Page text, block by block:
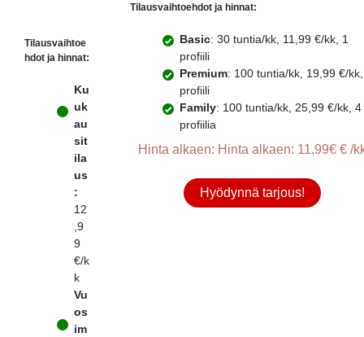
Tilausvaihtoe
hdot ja hinnat:
Ku
uk
au
sit
ila
us
:
12
,9
9
€/k
k
Vu
os
im
Tilausvaihtoehdot ja hinnat:
Basic: 30 tuntia/kk, 11,99 €/kk, 1
profiili
Premium: 100 tuntia/kk, 19,99 €/kk,
profiili
Family: 100 tuntia/kk, 25,99 €/kk, 4
profiilia
Hinta alkaen: Hinta alkaen: 11,99€ € /
Hyödynnä tarjous!